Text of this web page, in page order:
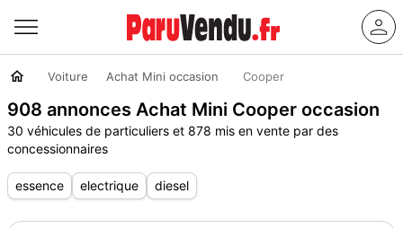
Voiture Achat Mini occasion Cooper
908 annonces Achat Mini Cooper occasion
30 véhicules de particuliers et 878 mis en vente par des
concessionnaires
essence electrique diesel